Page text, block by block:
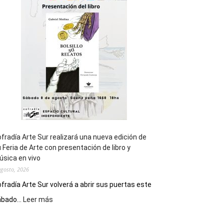
general
de
los
Juegos
Epade
2027
Arte Sur realizará una nueva edición de
Feria de Arte con presentación de libro y
en vivo
2026
Arte Sur volverá a abrir sus puertas este
Leer más